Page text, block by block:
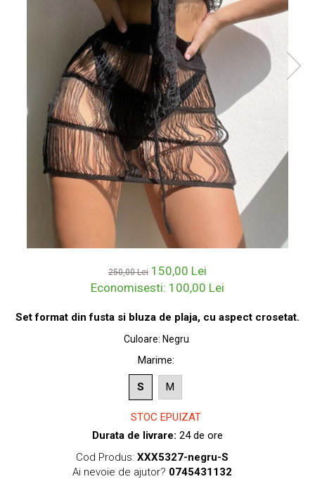
250,00 Lei 150,00 Lei
Economisesti: 100,00 Lei
Set format din fusta si bluza de plaja, cu aspect crosetat.
Culoare: Negru
Marime:
S M
STOC EPUIZAT
Durata de livrare: 24 de ore
Cod Produs: XXX5327-negru-S
Ai nevoie de ajutor? 0745431132